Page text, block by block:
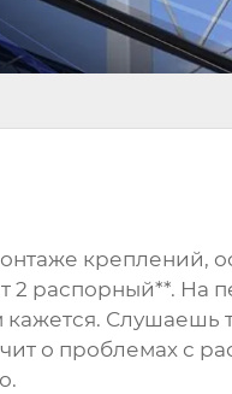
креплений,
распорный**. На
Слушаешь
о проблемах с